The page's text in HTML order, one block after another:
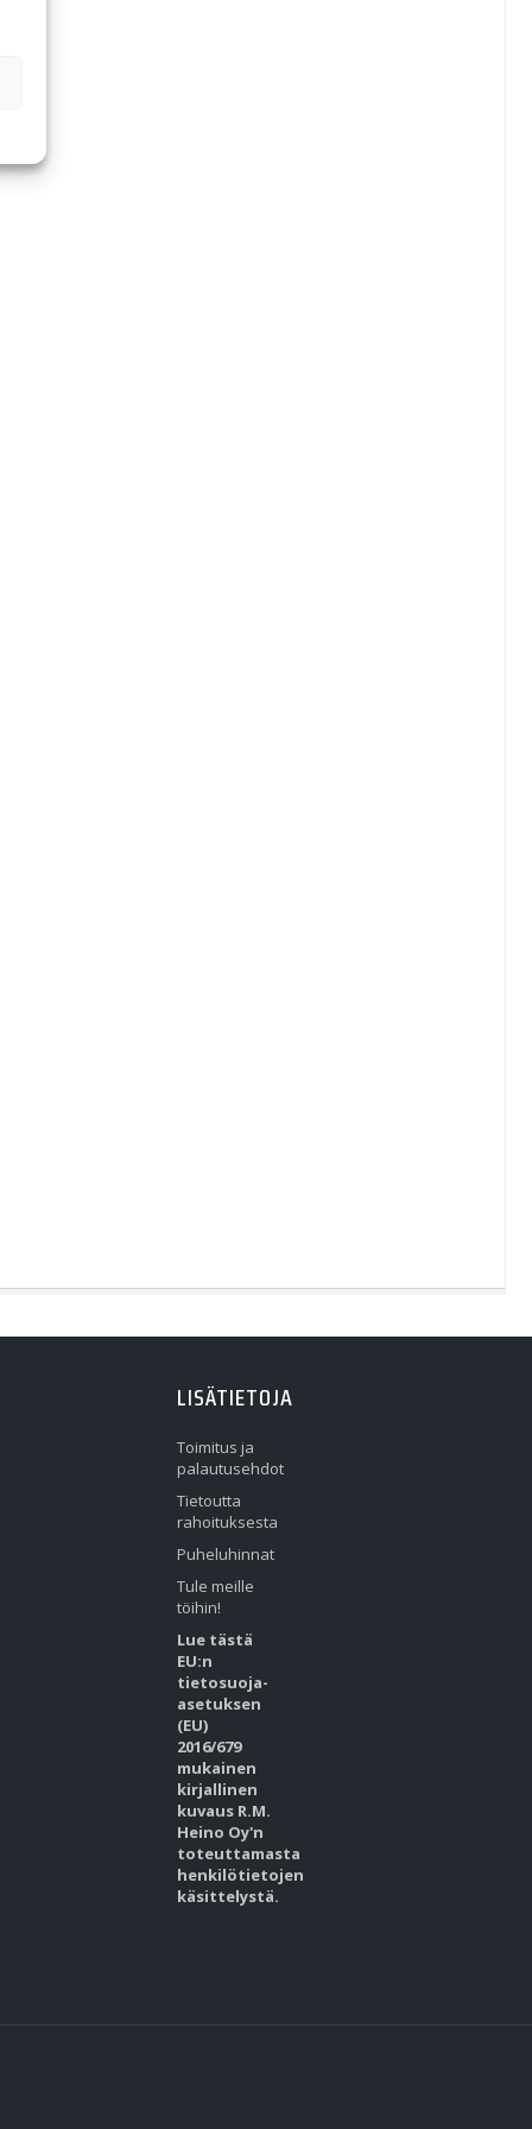
LISÄTIETOJA
Toimitus ja
palautusehdot
Tietoutta
rahoituksesta
Puheluhinnat
Tule meille
töihin!
Lue tästä
EU:n
tietosuoja-
asetuksen
(EU)
2016/679
mukainen
kirjallinen
kuvaus R.M.
Heino Oy'n
toteuttamasta
henkilötietojen
käsittelystä.